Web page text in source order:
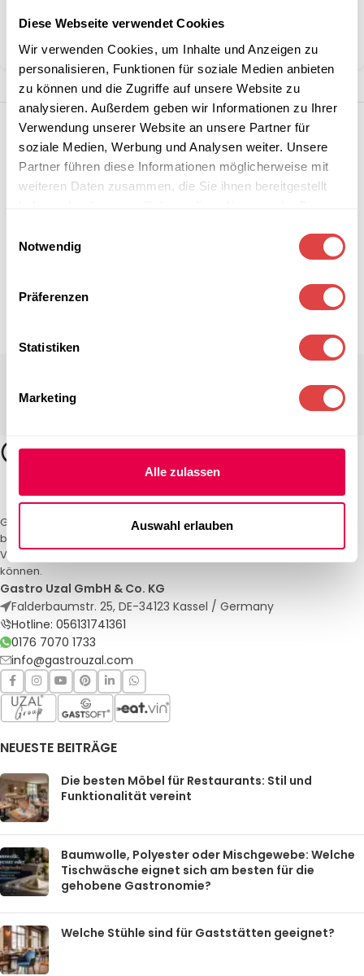
Diese Webseite verwendet Cookies
Wir verwenden Cookies, um Inhalte und Anzeigen zu
personalisieren, Funktionen für soziale Medien anbieten
zu können und die Zugriffe auf unsere Website zu
analysieren. Außerdem geben wir Informationen zu Ihrer
Verwendung unserer Website an unsere Partner für
soziale Medien, Werbung und Analysen weiter. Unsere
Partner führen diese Informationen möglicherweise mit
weiteren Daten zusammen, die Sie ihnen bereitgestellt
Notwendig
Präferenzen
Statistiken
Marketing
Alle zulassen
Auswahl erlauben
Kategorie: Schulmöbel
Teilen:
Gastro Uzal – Ihr Spezialist für Gastronomiemöbel und -textilien. Wir
bieten maßgeschneiderte Lösungen für Restaurants, Hotels und
Veranstaltungen. Qualität und Service, auf die Sie sich verlassen
können.
Gastro Uzal GmbH & Co. KG
Falderbaumstr. 25, DE-34123 Kassel / Germany
Hotline: 056131741361
0176 7070 1733
info@gastrouzal.com
NEUESTE BEITRÄGE
Die besten Möbel für Restaurants: Stil und
Funktionalität vereint
Baumwolle, Polyester oder Mischgewebe: Welche
Tischwäsche eignet sich am besten für die
gehobene Gastronomie?
Welche Stühle sind für Gaststätten geeignet?